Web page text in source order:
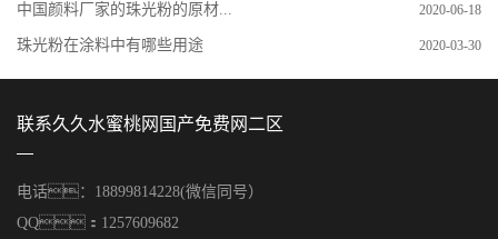
中国颜料厂家的珠光粉的原材... 2020-06-18
珠光粉在涂料中有哪些用途 2020-03-30
联系久久水蜜桃网国产免费网二区
电话：18899814228(微信同号）
QQ：1257609682